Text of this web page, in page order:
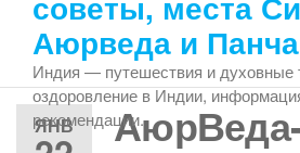
Перейти
содержимому
Аюрведа и
Индия — путешествия и
оздоровление в Индии,
рекомендации.
ЯНВ